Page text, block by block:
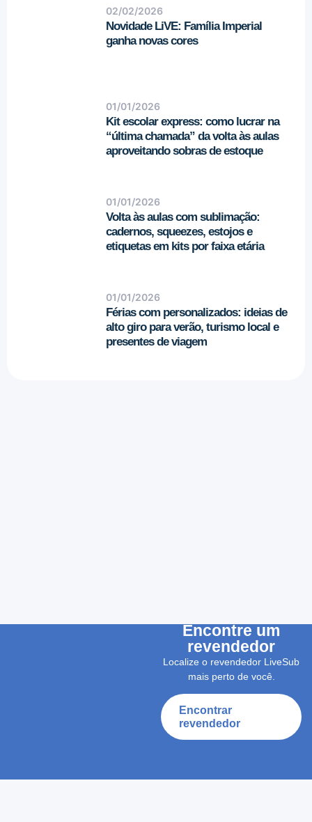
02/02/2026
Novidade LiVE: Família Imperial
ganha novas cores
01/01/2026
Kit escolar express: como lucrar na
“última chamada” da volta às aulas
aproveitando sobras de estoque
01/01/2026
Volta às aulas com sublimação:
cadernos, squeezes, estojos e
etiquetas em kits por faixa etária
01/01/2026
Férias com personalizados: ideias de
alto giro para verão, turismo local e
presentes de viagem
Encontre um
revendedor
Localize o revendedor LiveSub
mais perto de você.
Encontrar
revendedor